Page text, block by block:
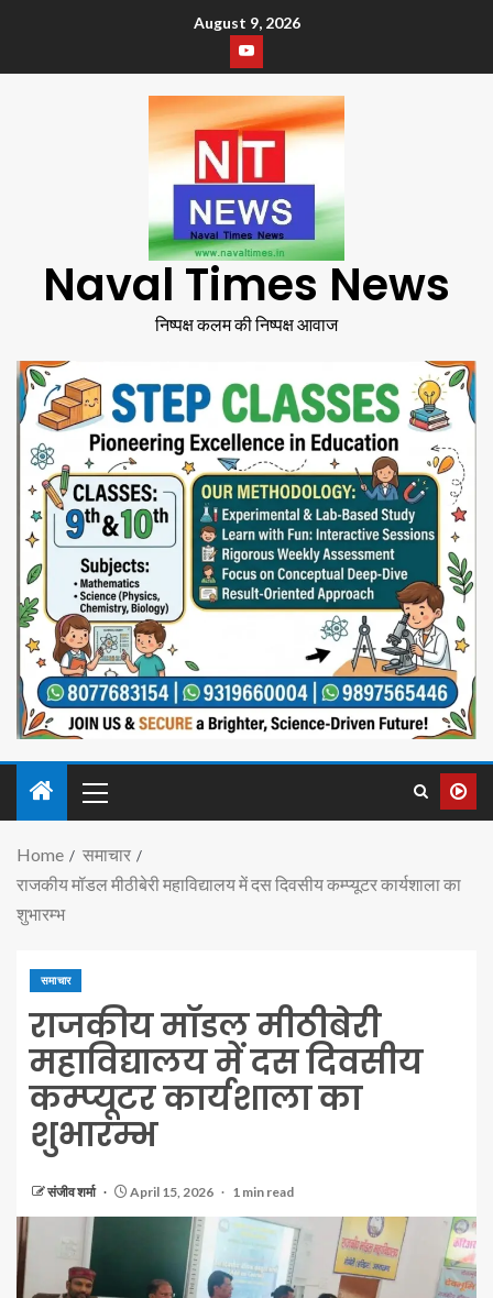
August 9, 2026
Naval Times News
निष्पक्ष कलम की निष्पक्ष आवाज
Home
समाचार
राजकीय मॉडल मीठीबेरी महाविद्यालय में दस दिवसीय कम्प्यूटर कार्यशाला का
शुभारम्भ
समाचार
राजकीय मॉडल मीठीबेरी
महाविद्यालय में दस दिवसीय
कम्प्यूटर कार्यशाला का
शुभारम्भ
संजीव शर्मा April 15, 2026 1 min read